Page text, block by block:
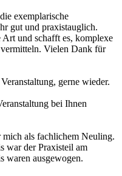
exemplarische
gut und praxistauglich.
Art und schafft es, komplexe
Vielen Dank für
gerne wieder.
bei Ihnen
als fachlichem Neuling.
war der Praxisteil am
waren ausgewogen.